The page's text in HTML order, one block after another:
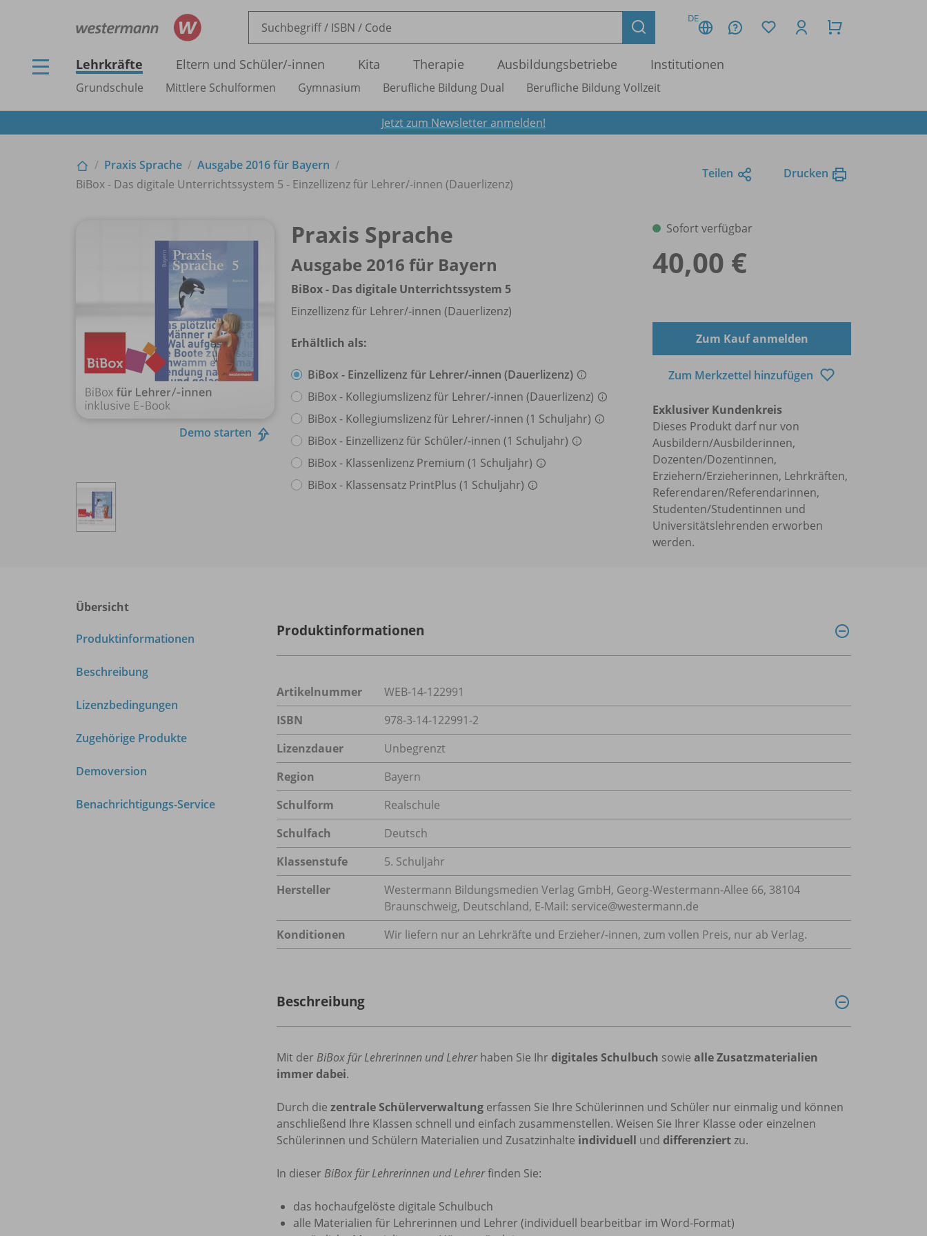
DE
Lehrkräfte Eltern und Schüler/-innen Kita Therapie Ausbildungsbetriebe Institutionen
Grundschule Mittlere Schulformen Gymnasium Berufliche Bildung Dual Berufliche Bildung Vollzeit
Jetzt zum Newsletter anmelden!
Praxis Sprache
Ausgabe 2016 für Bayern
BiBox - Das digitale Unterrichtssystem 5 - Einzellizenz für Lehrer/-innen (Dauerlizenz)
Teilen Drucken
Demo starten
Praxis Sprache
Ausgabe 2016 für Bayern
BiBox - Das digitale Unterrichtssystem 5
Einzellizenz für Lehrer/-innen (Dauerlizenz)
Erhältlich als:
BiBox - Einzellizenz für Lehrer/-innen (Dauerlizenz)
BiBox - Kollegiumslizenz für Lehrer/-innen (Dauerlizenz)
BiBox - Kollegiumslizenz für Lehrer/-innen (1 Schuljahr)
BiBox - Einzellizenz für Schüler/-innen (1 Schuljahr)
BiBox - Klassenlizenz Premium (1 Schuljahr)
BiBox - Klassensatz PrintPlus (1 Schuljahr)
Sofort verfügbar
40,00 €
Zum Kauf anmelden
Zum Merkzettel hinzufügen
Exklusiver Kundenkreis
Dieses Produkt darf nur von
Ausbildern/Ausbilderinnen,
Dozenten/Dozentinnen,
Erziehern/Erzieherinnen, Lehrkräften,
Referendaren/Referendarinnen,
Studenten/Studentinnen und
Universitätslehrenden erworben
werden.
Übersicht
Produktinformationen
Beschreibung
Lizenzbedingungen
Zugehörige Produkte
Demoversion
Benachrichtigungs-Service
Produktinformationen
Artikelnummer
WEB-14-122991
ISBN
978-3-14-122991-2
Lizenzdauer
Unbegrenzt
Region
Bayern
Schulform
Realschule
Schulfach
Deutsch
Klassenstufe
5. Schuljahr
Hersteller
Westermann Bildungsmedien Verlag GmbH, Georg-Westermann-Allee 66, 38104
Braunschweig, Deutschland, E-Mail: service@westermann.de
Konditionen
Wir liefern nur an Lehrkräfte und Erzieher/-innen, zum vollen Preis, nur ab Verlag.
Beschreibung
Mit der BiBox für Lehrerinnen und Lehrerhaben Sie Ihr digitales Schulbuch sowie alle Zusatzmaterialien
immer dabei.
Durch die zentrale Schülerverwaltung erfassen Sie Ihre Schülerinnen und Schüler nur einmalig und können
anschließend Ihre Klassen schnell und einfach zusammenstellen. Weisen Sie Ihrer Klasse oder einzelnen
Schülerinnen und Schülern Materialien und Zusatzinhalte individuell und differenziertzu.
In dieser BiBox für Lehrerinnen und Lehrerfinden Sie:
das hochaufgelöste digitale Schulbuch
alle Materialien für Lehrerinnen und Lehrer (individuell bearbeitbar im Word-Format)